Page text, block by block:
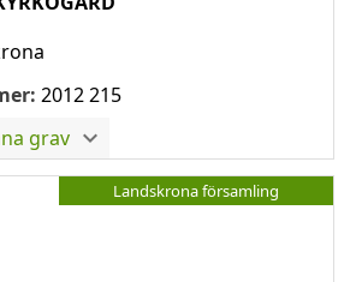
2012 215
grav
Landskrona församling